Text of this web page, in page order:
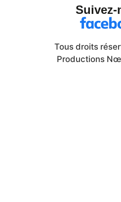
Suivez-
Tous droits
Productions